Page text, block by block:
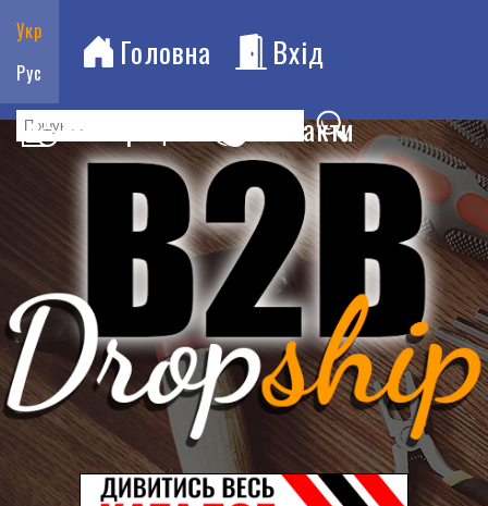
Укр
Рус
Головна
Вхід
Реєстрація
Контакти